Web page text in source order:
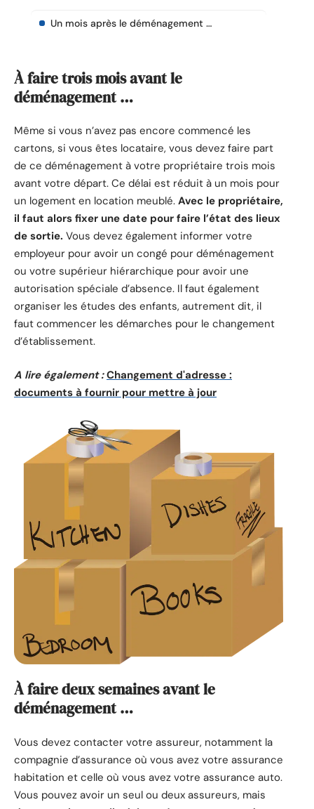
Un mois après le déménagement …
À faire trois mois avant le
déménagement …
Même si vous n’avez pas encore commencé les
cartons, si vous êtes locataire, vous devez faire part
de ce déménagement à votre propriétaire trois mois
avant votre départ. Ce délai est réduit à un mois pour
un logement en location meublé. Avec le propriétaire,
il faut alors fixer une date pour faire l’état des lieux
de sortie. Vous devez également informer votre
employeur pour avoir un congé pour déménagement
ou votre supérieur hiérarchique pour avoir une
autorisation spéciale d’absence. Il faut également
organiser les études des enfants, autrement dit, il
faut commencer les démarches pour le changement
d’établissement.
A lire également : Changement d'adresse :
documents à fournir pour mettre à jour
À faire deux semaines avant le
déménagement …
Vous devez contacter votre assureur, notamment la
compagnie d’assurance où vous avez votre assurance
habitation et celle où vous avez votre assurance auto.
Vous pouvez avoir un seul ou deux assureurs, mais